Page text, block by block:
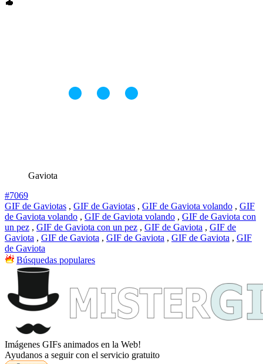
Gaviota
#7069
GIF de Gaviotas , GIF de Gaviotas , GIF de Gaviota volando , GIF
de Gaviota volando , GIF de Gaviota volando , GIF de Gaviota con
un pez , GIF de Gaviota con un pez , GIF de Gaviota , GIF de
Gaviota , GIF de Gaviota , GIF de Gaviota , GIF de Gaviota , GIF
de Gaviota
Búsquedas populares
Imágenes GIFs animados en la Web!
Ayudanos a seguir con el servicio gratuito